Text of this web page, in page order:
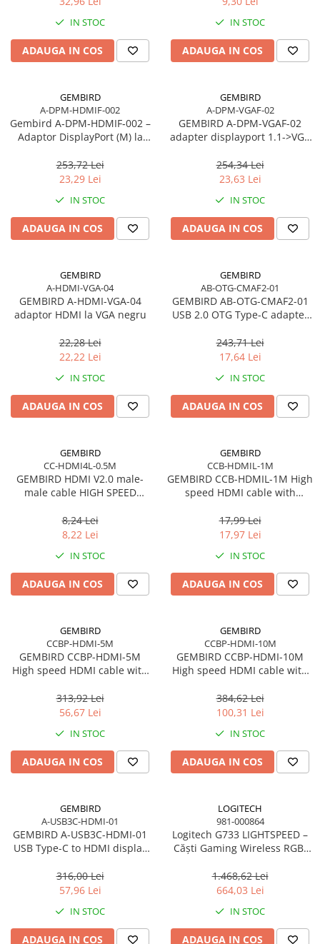
IN STOC
ADAUGA IN COS
IN STOC
ADAUGA IN COS
GEMBIRD
A-DPM-HDMIF-002
Gembird A‑DPM‑HDMIF‑002 –
Adaptor DisplayPort (M) la
253,72 Lei
23,29 Lei
IN STOC
ADAUGA IN COS
GEMBIRD
A-DPM-VGAF-02
GEMBIRD A-DPM-VGAF-02
adapter displayport 1.1->VGA
254,34 Lei
23,63 Lei
IN STOC
ADAUGA IN COS
GEMBIRD
A-HDMI-VGA-04
GEMBIRD A-HDMI-VGA-04
adaptor HDMI la VGA negru
22,28 Lei
22,22 Lei
IN STOC
ADAUGA IN COS
GEMBIRD
AB-OTG-CMAF2-01
GEMBIRD AB-OTG-CMAF2-01
USB 2.0 OTG Type-C adapter
243,71 Lei
17,64 Lei
IN STOC
ADAUGA IN COS
GEMBIRD
CC-HDMI4L-0.5M
GEMBIRD HDMI V2.0 male-
male cable HIGH SPEED
8,24 Lei
8,22 Lei
IN STOC
ADAUGA IN COS
GEMBIRD
CCB-HDMIL-1M
GEMBIRD CCB-HDMIL-1M High
speed HDMI cable with
17,99 Lei
17,97 Lei
IN STOC
ADAUGA IN COS
GEMBIRD
CCBP-HDMI-5M
GEMBIRD CCBP-HDMI-5M
High speed HDMI cable with
313,92 Lei
56,67 Lei
IN STOC
ADAUGA IN COS
GEMBIRD
CCBP-HDMI-10M
GEMBIRD CCBP-HDMI-10M
High speed HDMI cable with
384,62 Lei
100,31 Lei
IN STOC
ADAUGA IN COS
GEMBIRD
A-USB3C-HDMI-01
GEMBIRD A-USB3C-HDMI-01
USB Type-C to HDMI display
316,00 Lei
57,96 Lei
IN STOC
ADAUGA IN COS
LOGITECH
981-000864
Logitech G733 LIGHTSPEED –
Căști Gaming Wireless RGB,
Black
1.468,62 Lei
664,03 Lei
IN STOC
ADAUGA IN COS